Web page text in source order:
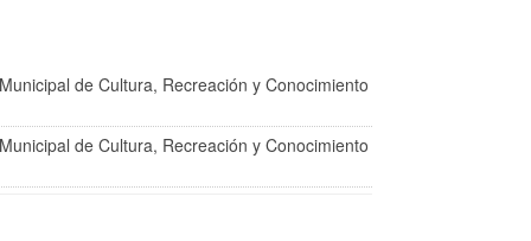
de Cultura, Recreación y Conocimiento
de Cultura, Recreación y Conocimiento